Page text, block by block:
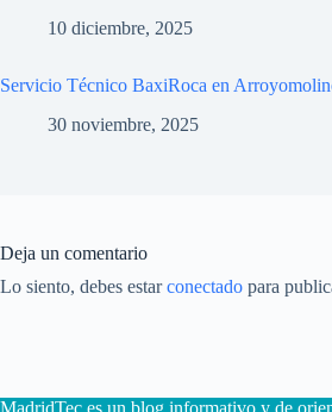
10 diciembre, 2025
Servicio Técnico BaxiRoca en
30 noviembre, 2025
Deja un comentario
Lo siento, debes estarconectado para
MadridTec es un blog informativo y de